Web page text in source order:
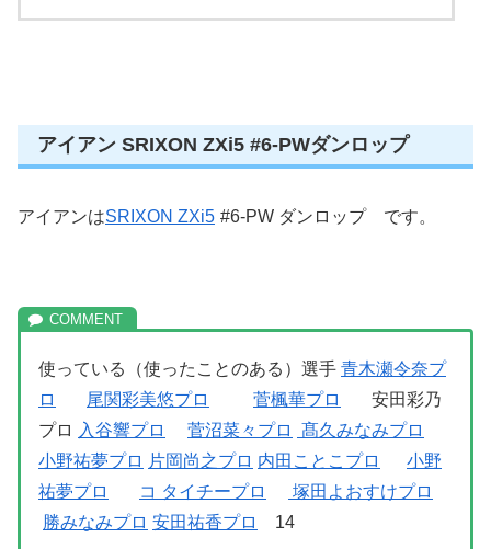
アイアン SRIXON ZXi5 #6-PWダンロップ
アイアンはSRIXON ZXi5 #6-PW ダンロップ です。
使っている（使ったことのある）選手 青木瀬令奈プ
ロ
尾関彩美悠プロ 菅楓華プロ
安田彩乃
プロ 入谷響プロ 菅沼菜々プロ
髙久みなみプロ
小野祐夢プロ 片岡尚之プロ 内田ことこプロ
小野
祐夢プロ
コ タイチープロ
塚田よおすけプロ
勝みなみプロ 安田祐香プロ 14